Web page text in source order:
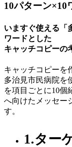
10パターン×10
いますぐ使える「
ワードとした
キャッチコピーの
キャッチコピーを
多治見市民病院を
を項目ごとに10個
へ向けたメッセー
す。
1.ター